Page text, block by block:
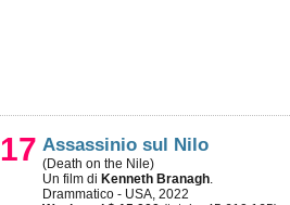
17 Assassinio sul Nilo
(Death on the Nile)
Un film di Kenneth Branagh.
Drammatico - USA, 2022